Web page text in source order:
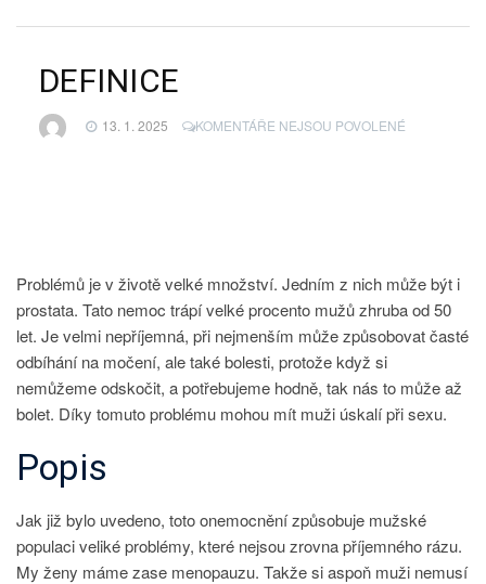
DEFINICE
13. 1. 2025 KOMENTÁŘE NEJSOU POVOLENÉU
Problémů je v životě velké množství. Jedním z nich může být i
prostata. Tato nemoc trápí velké procento mužů zhruba od 50
let. Je velmi nepříjemná, při nejmenším může způsobovat časté
odbíhání na močení, ale také bolesti, protože když si
nemůžeme odskočit, a potřebujeme hodně, tak nás to může až
bolet. Díky tomuto problému mohou mít muži úskalí při sexu.
Popis
Jak již bylo uvedeno, toto onemocnění způsobuje mužské
populaci veliké problémy, které nejsou zrovna příjemného rázu.
My ženy máme zase menopauzu. Takže si aspoň muži nemusí